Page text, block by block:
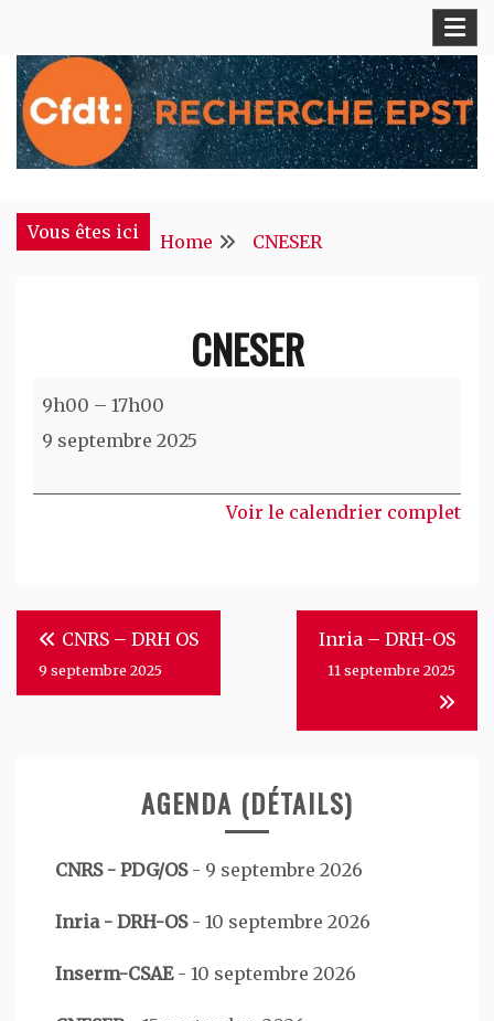
content
CFDT Recherche EPST
Vous êtes ici Home CNESER
CNESER
CNESER
9h00 – 17h00
9 septembre 2025
Voir le calendrier complet
Navigation
l’article
CNRS – DRH OS
9 septembre 2025
Inria – DRH-OS
11 septembre 2025
AGENDA (DÉTAILS)
CNRS - PDG/OS- 9 septembre 2026
Inria - DRH-OS- 10 septembre 2026
Inserm-CSAE- 10 septembre 2026